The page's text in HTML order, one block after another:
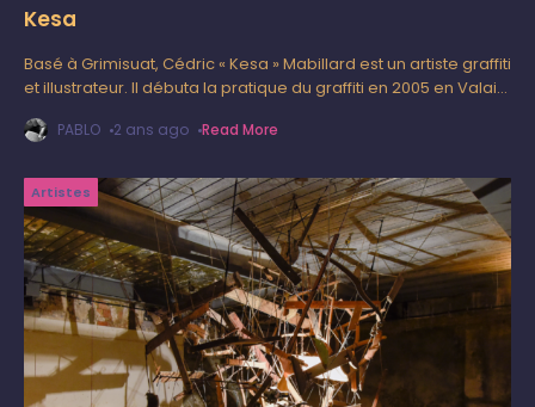
Kesa
Basé à Grimisuat, Cédric « Kesa » Mabillard est un artiste graffiti
et illustrateur. Il débuta la pratique du graffiti en 2005 en Valais
PABLO 2 ans ago Read More
Artistes